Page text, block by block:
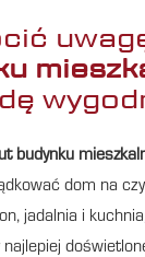
budynku
dom na
jadalnia i